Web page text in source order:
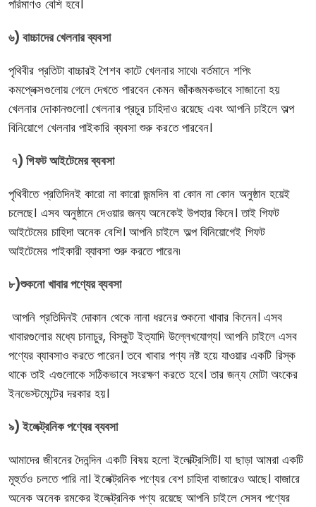
পরিমাণও বেশি হবে।
৬) বাচ্চাদের খেলনার ব্যবসা
পৃথিবীর প্রতিটা বাচ্চারই শৈশব কাটে খেলনার সাথে৷ বর্তমানে শপিং
কমপ্লেক্সগুলোয় গেলে দেখতে পারবেন কেমন জাঁকজমকভাবে সাজানো হয়
খেলনার দোকানগুলো। খেলনার প্রচুর চাহিদাও রয়েছে এবং আপনি চাইলে অল্প
বিনিয়োগে খেলনার পাইকারি ব্যবসা শুরু করতে পারবেন।
৭) গিফট আইটেমের ব্যবসা
পৃথিবীতে প্রতিদিনই কারো না কারো জন্মদিন বা কোন না কোন অনুষ্ঠান হয়েই
চলেছে। এসব অনুষ্ঠানে দেওয়ার জন্য অনেকেই উপহার কিনে। তাই গিফট
আইটেমের চাহিদা অনেক বেশি। আপনি চাইলে অল্প বিনিয়োগেই গিফট
আইটেমের পাইকারী ব্যাবসা শুরু করতে পারেন৷
৮)শুকনো খাবার পণ্যের ব্যবসা
আপনি প্রতিদিনই দোকান থেকে নানা ধরনের শুকনো খাবার কিনেন। এসব
খাবারগুলোর মধ্যে চানাচুর, বিস্কুট ইত্যাদি উল্লেখযোগ্য। আপনি চাইলে এসব
পণ্যের ব্যাবসাও করতে পারেন। তবে খাবার পণ্য নষ্ট হয়ে যাওয়ার একটি রিস্ক
থাকে তাই এগুলোকে সঠিকভাবে সংরক্ষণ করতে হবে। তার জন্য মোটা অংকের
ইনভেস্টমেন্টের দরকার হয়।
৯) ইলেক্ট্রনিক পণ্যের ব্যবসা
আমাদের জীবনের দৈনন্দিন একটি বিষয় হলো ইলেক্ট্রিসিটি। যা ছাড়া আমরা একটি
মূহুর্তও চলতে পারি না। ইলেক্ট্রনিক পণ্যের বেশ চাহিদা বাজারেও আছে। বাজারে
অনেক অনেক রমকের ইলেক্ট্রনিক পণ্য রয়েছে আপনি চাইলে সেসব পণ্যের